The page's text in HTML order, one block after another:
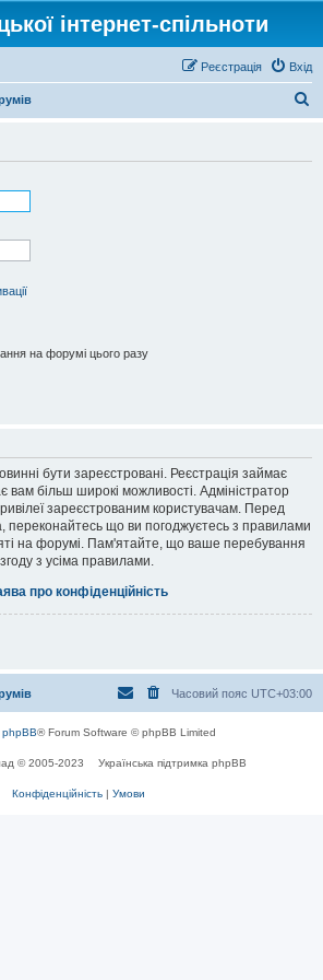
інтернет-спільноти
Вхід
Реєстрація
на форумі цього разу
бути зареєстровані. Реєстрація займає
вам більш широкі можливості. Адміністратор
зареєстрованим користувачам. Перед
переконайтесь що ви погоджуєтесь з правилами
на форумі. Пам'ятайте, що ваше перебування
з усіма правилами.
про конфіденційність
Часовий пояс UTC+03:00
phpBB® Forum Software © phpBB Limited
© 2005-2023 Українська підтримка phpBB
Конфіденційність | Умови